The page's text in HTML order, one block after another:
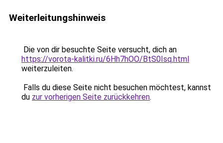
Weiterleitungshinweis
Die von dir besuchte Seite versucht, dich an
https://vorota-kalitki.ru/6Hh7hOO/BtS0Isq.html
weiterzuleiten.
Falls du diese Seite nicht besuchen möchtest, kannst
du zur vorherigen Seite zurückkehren.